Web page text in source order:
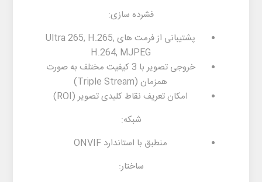
فشرده سازی:
پشتیبانی از فرمت های Ultra 265, H.265,
H.264, MJPEG
خروجی تصویر با 3 کیفیت مختلف به صورت
همزمان (Triple Stream)
امکان تعریف نقاط کلیدی تصویر (ROI)
شبکه:
منطبق با استاندارد ONVIF
ساختار: